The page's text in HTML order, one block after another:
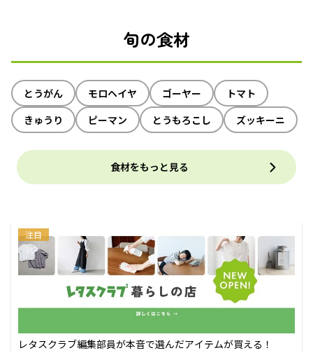
旬の食材
とうがん モロヘイヤ ゴーヤー
トマト
きゅうり
ピーマン とうもろこし ズッキーニ
食材をもっと見る
注目
レタスクラブ編集部員が本音で選んだアイテムが買える！